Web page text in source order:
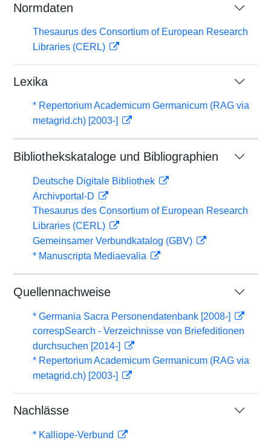
Normdaten
Thesaurus des Consortium of European Research
Libraries (CERL)
Lexika
* Repertorium Academicum Germanicum (RAG via
metagrid.ch) [2003-]
Bibliothekskataloge und Bibliographien
Deutsche Digitale Bibliothek
Archivportal-D
Thesaurus des Consortium of European Research
Libraries (CERL)
Gemeinsamer Verbundkatalog (GBV)
* Manuscripta Mediaevalia
Quellennachweise
* Germania Sacra Personendatenbank [2008-]
correspSearch - Verzeichnisse von Briefeditionen
durchsuchen [2014-]
* Repertorium Academicum Germanicum (RAG via
metagrid.ch) [2003-]
Nachlässe
* Kalliope-Verbund